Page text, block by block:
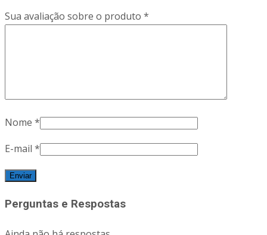
Sua avaliação sobre o produto *
Nome *
E-mail *
Perguntas e Respostas